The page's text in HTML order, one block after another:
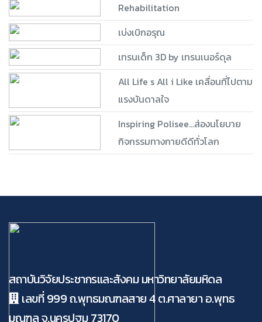
Rehabilitation
เบ่งเบิกอรุณ
เทรนเด็ก 3D by เทรนเนอร์ดุล
All Life s All i Like เคลื่อนที่ไปตาม
แรงบันดาลใจ
Inspiring Polisee...ส่องนโยบาย
กิจกรรมทางกายดีดีทั่วโลก
สถาบันวิจัยประชากรและสังคม มหาวิทยาลัยมหิดล
เลขที่ 999 ถ.พุทธมณฑลสาย 4 ต.ศาลายา อ.พุทธ
มณฑล จ.นครปฐม 73170